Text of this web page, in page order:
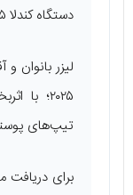
دستگاه کندلا ۲۰۲۵ شاتی
لیزر بانوان و
۲۰۲۵؛
تیپ‌های
برای دریافت